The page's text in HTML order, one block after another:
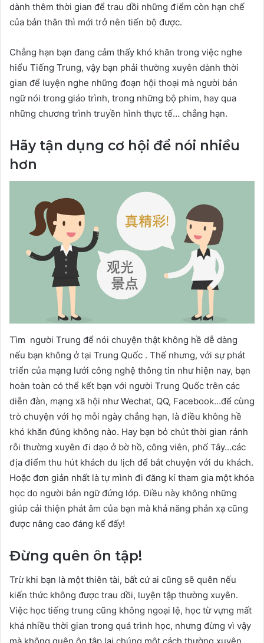
dành thêm thời gian để trau dồi những điểm còn hạn chế
của bản thân thì mới trở nên tiến bộ được.
Chẳng hạn bạn đang cảm thấy khó khăn trong việc nghe
hiểu Tiếng Trung, vậy bạn phải thường xuyên dành thời
gian để luyện nghe những đoạn hội thoại mà người bản
ngữ nói trong giáo trình, trong những bộ phim, hay qua
những chương trình truyền hình thực tế… chẳng hạn.
Hãy tận dụng cơ hội để nói nhiều
hơn
Tìm người Trung để nói chuyện thật không hề dễ dàng
nếu bạn không ở tại Trung Quốc . Thế nhưng, với sự phát
triển của mạng lưới công nghệ thông tin như hiện nay, bạn
hoàn toàn có thể kết bạn với người Trung Quốc trên các
diễn đàn, mạng xã hội như Wechat, QQ, Facebook…để cùng
trò chuyện với họ mỗi ngày chẳng hạn, là điều không hề
khó khăn đúng không nào. Hay bạn bỏ chút thời gian rảnh
rỗi thường xuyên đi dạo ở bờ hồ, công viên, phố Tây…các
địa điểm thu hút khách du lịch để bắt chuyện với du khách.
Hoặc đơn giản nhất là tự mình đi đăng kí tham gia một khóa
học do người bản ngữ đứng lớp. Điều này không những
giúp cải thiện phát âm của bạn mà khả năng phản xạ cũng
được nâng cao đáng kể đấy!
Đừng quên ôn tập!
Trừ khi bạn là một thiên tài, bất cứ ai cũng sẽ quên nếu
kiến thức không được trau dồi, luyện tập thường xuyên.
Việc học tiếng trung cũng không ngoại lệ, học từ vựng mất
khá nhiều thời gian trong quá trình học, nhưng đừng vì vậy